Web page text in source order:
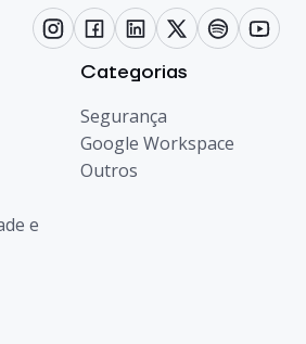
e
Categorias
Segurança
Google Workspace
Outros